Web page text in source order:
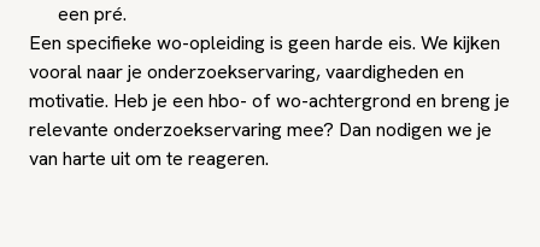
een pré.
Een specifieke wo-opleiding is geen harde eis. We kijken
vooral naar je onderzoekservaring, vaardigheden en
motivatie. Heb je een hbo- of wo-achtergrond en breng je
relevante onderzoekservaring mee? Dan nodigen we je
van harte uit om te reageren.